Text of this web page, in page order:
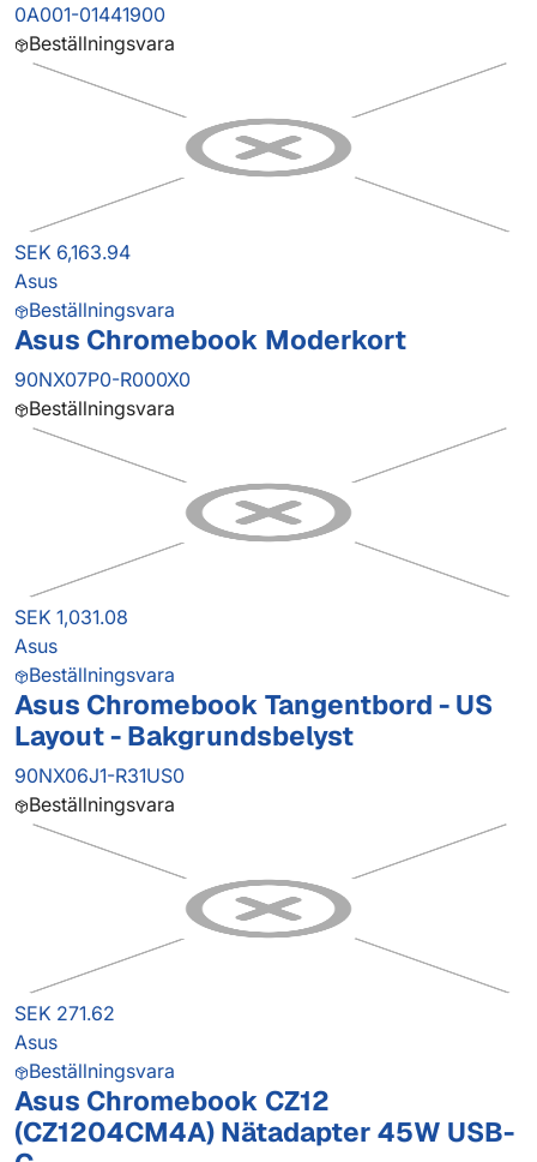
0A001-01441900
Beställningsvara
SEK 6,163.94
Asus
Beställningsvara
Asus Chromebook Moderkort
90NX07P0-R000X0
Beställningsvara
SEK 1,031.08
Asus
Beställningsvara
Asus Chromebook Tangentbord - US
Layout - Bakgrundsbelyst
90NX06J1-R31US0
Beställningsvara
SEK 271.62
Asus
Beställningsvara
Asus Chromebook CZ12
(CZ1204CM4A) Nätadapter 45W USB-